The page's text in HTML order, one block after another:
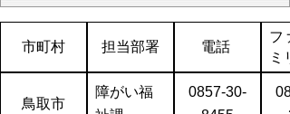
市町村 担当部署 電話
フ
ミリ
鳥取市
障がい福
0857-30-